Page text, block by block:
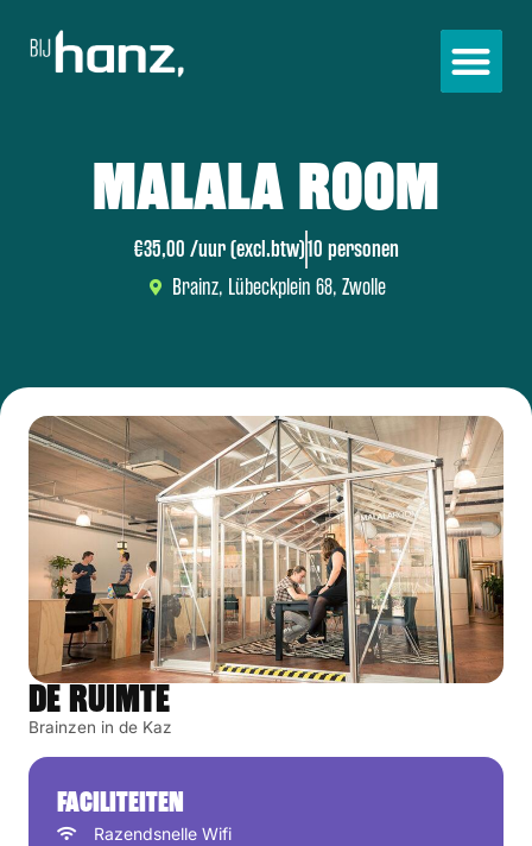
MALALA ROOM
€35,00 /uur (excl.btw)10 personen
Brainz, Lübeckplein 68, Zwolle
DE RUIMTE
Brainzen in de Kaz
FACILITEITEN
Razendsnelle Wifi